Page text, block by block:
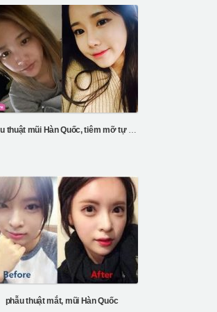
Phẫu thuật mũi Hàn Quốc, tiêm mỡ tự thân
phẫu thuật mắt, mũi Hàn Quốc